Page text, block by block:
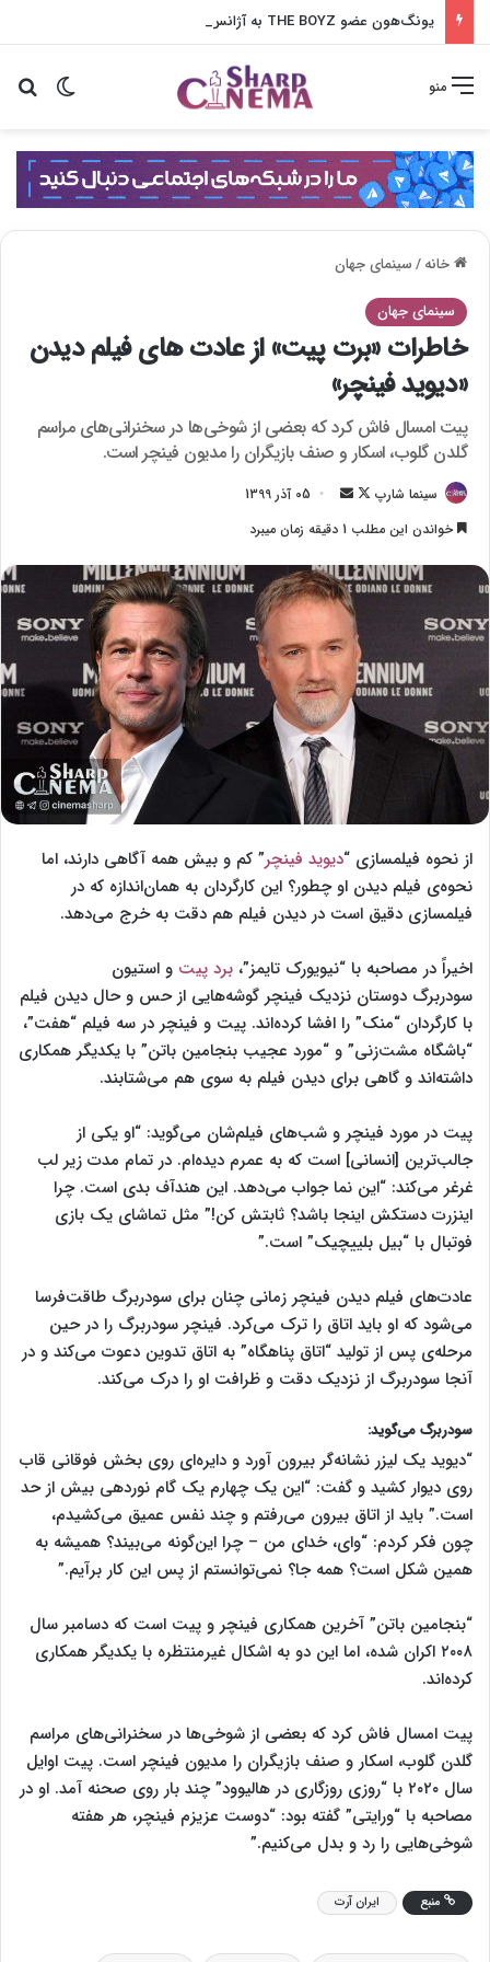
یونگ‌هون عضو THE BOYZ به آژانس جدید پیوست
تغییر منو
خانه/سینمای جهان
سینمای جهان
خاطرات «برت پیت» از عادت های فیلم دیدن
«دیوید فینچر»
پیت امسال فاش کرد که بعضی از شوخی‌ها در سخنرانی‌های مراسم
گلدن گلوب، اسکار و صنف بازیگران را مدیون فینچر است.
سینما شارپ
F
l
o
w
o
X
ا
ل
ی
م
ی
ل
05 آذر 1399
خواندن این مطلب 1 دقیقه زمان میبرد
از نحوه‌ فیلمسازی “دیوید فینچر” کم و بیش همه آگاهی دارند، اما
نحوه‌ی فیلم دیدن او چطور؟ این کارگردان به همان‌اندازه که در
فیلمسازی دقیق است در دیدن فیلم هم دقت به خرج می‌دهد.
اخیراً در مصاحبه با “نیویورک تایمز”، برد پیت و استیون
سودربرگ دوستان نزدیک فینچر گوشه‌هایی از حس و حال دیدن فیلم
با کارگردان “منک” را افشا کرده‌اند. پیت و فینچر در سه فیلم “هفت”،
“باشگاه مشت‌زنی” و “مورد عجیب بنجامین باتن” با یکدیگر همکاری
داشته‌اند و گاهی برای دیدن فیلم به سوی هم می‌شتابند.
پیت در مورد فینچر و شب‌های فیلم‌شان می‌گوید: “او یکی از
جالب‌ترین [انسانی] است که به عمرم دیده‌ام. در تمام مدت زیر لب
غرغر می‌کند: “این نما جواب می‌دهد. این هندآف بدی است. چرا
اینزرت دستکش اینجا باشد؟ ثابتش کن!” مثل تماشای یک بازی
فوتبال با “بیل بلییچیک” است.”
عادت‌های فیلم دیدن فینچر زمانی چنان برای سودربرگ طاقت‌فرسا
می‌شود که او باید اتاق را ترک می‌کرد. فینچر سودربرگ را در حین
مرحله‌ی پس از تولید “اتاق پناهگاه” به اتاق تدوین دعوت می‌کند و در
آنجا سودربرگ از نزدیک دقت و ظرافت او را درک می‌کند.
سودربرگ می‌گوید:
“دیوید یک لیزر نشانه‌گر بیرون آورد و دایره‌ای روی بخش فوقانی قاب
روی دیوار کشید و گفت: “این یک چهارم یک گام نوردهی بیش از حد
است.” باید از اتاق بیرون می‌رفتم و چند نفس عمیق می‌کشیدم،
چون فکر کردم: “وای، خدای من – چرا این‌گونه می‌بیند؟ همیشه به
همین شکل است؟ همه جا؟ نمی‌توانستم از پس این کار برآیم.”
“بنجامین باتن” آخرین همکاری فینچر و پیت است که دسامبر سال
۲۰۰۸ اکران شده، اما این دو به اشکال غیرمنتظره با یکدیگر همکاری
کرده‌اند.
پیت امسال فاش کرد که بعضی از شوخی‌ها در سخنرانی‌های مراسم
گلدن گلوب، اسکار و صنف بازیگران را مدیون فینچر است. پیت اوایل
سال ۲۰۲۰ با “روزی روزگاری در هالیوود” چند بار روی صحنه آمد. او در
مصاحبه با “ورایتی” گفته بود:‌ “دوست عزیزم فینچر، هر هفته
شوخی‌هایی را رد و بدل می‌کنیم.”
منبع ایران آرت